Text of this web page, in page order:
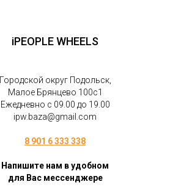
iPEOPLE WHEELS
Городской округ Подольск,
Малое Брянцево 100с1
Ежедневно с 09.00 до 19.00
ipw.baza@gmail.com
8 901 6 333 338
Напишите нам в удобном
для Вас мессенджере